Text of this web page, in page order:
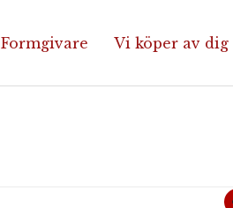
Formgivare Vi köper av dig